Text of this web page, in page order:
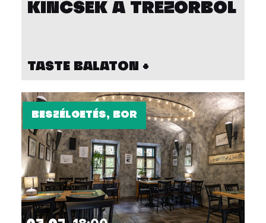
KINCSEK A TREZORBÓL
TASTE BALATON +
BESZÉLGETÉS, BOR